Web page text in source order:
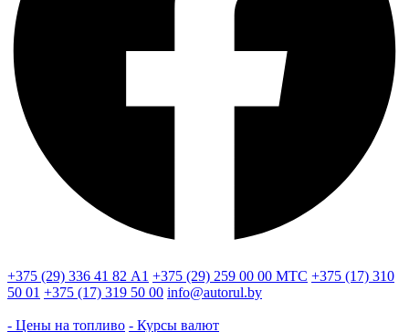
+375 (29) 336 41 82 А1 +375 (29) 259 00 00 МТС +375 (17) 310
50 01 +375 (17) 319 50 00 info@autorul.by
- Цены на топливо - Курсы валют